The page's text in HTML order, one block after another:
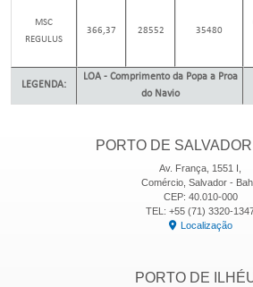
MSC
REGULUS
366,37 28552 35480
LEGENDA:
LOA - Comprimento da Popa a Proa
do Navio
PORTO DE
Av. França, 1551 I,
Comércio, Salvador -
CEP: 40.010-000
TEL: +55 (71) 3320-
Localização
PORTO DE